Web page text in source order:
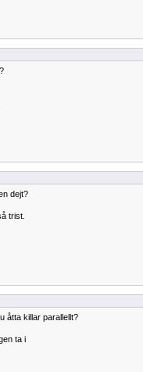
dejt?
trist.
åtta killar parallellt?
ta i